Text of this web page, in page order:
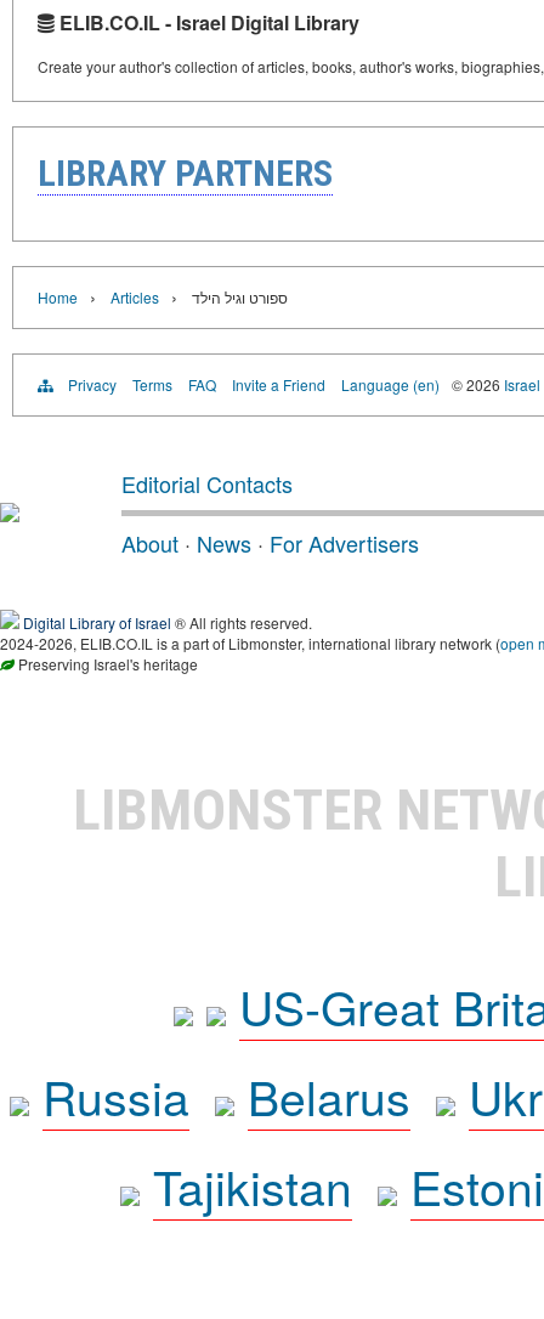
ELIB.CO.IL - Israel Digital Library
Create your author's collection of articles, books, author's works,
LIBRARY PARTNERS
Home › Articles › ספורט וגיל הילד
Privacy Terms FAQ Invite a Friend Language (en) © 2026
Editorial Contacts
About · News · For Advertisers
Digital Library of Israel ® All rights reserved.
2024-2026, ELIB.CO.IL is a part of Libmonster, international library network (open
Preserving Israel's heritage
LIBMONSTER
US-Great
Russia
Belarus
Tajikistan